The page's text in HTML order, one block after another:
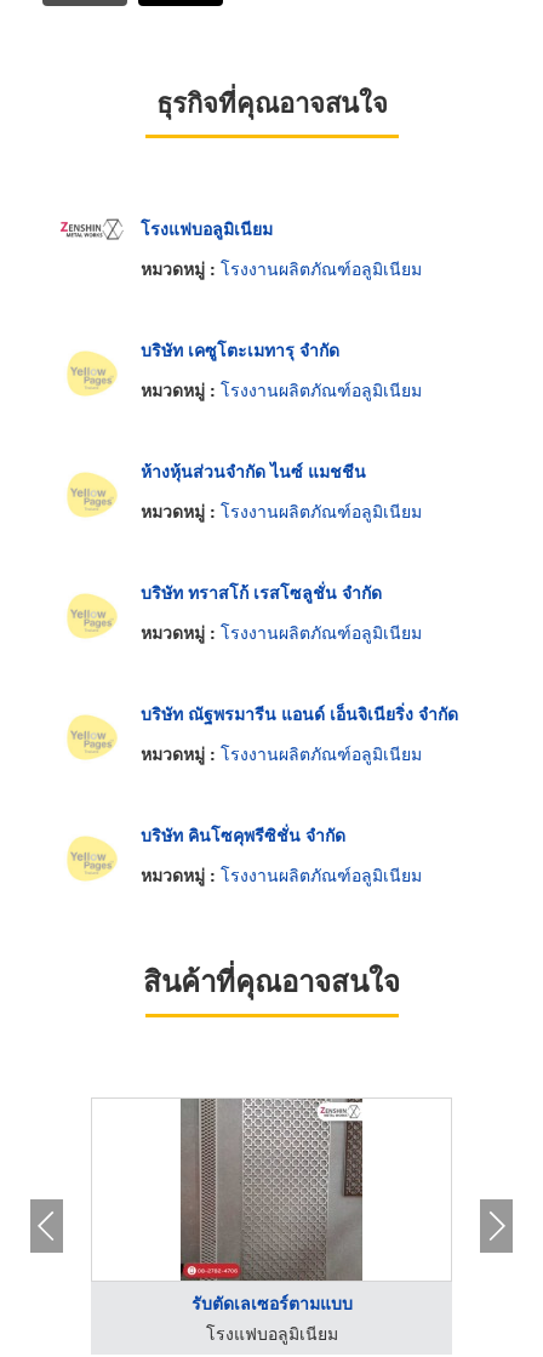
ธุรกิจที่คุณอาจสนใจ
โรงแฟบอลูมิเนียม
หมวดหมู่ : โรงงานผลิตภัณฑ์อลูมิเนียม
บริษัท เคซูโตะเมทารุ จำกัด
หมวดหมู่ : โรงงานผลิตภัณฑ์อลูมิเนียม
ห้างหุ้นส่วนจำกัด ไนซ์ แมชชีน
หมวดหมู่ : โรงงานผลิตภัณฑ์อลูมิเนียม
บริษัท ทราสโก้ เรสโซลูชั่น จำกัด
หมวดหมู่ : โรงงานผลิตภัณฑ์อลูมิเนียม
บริษัท ณัฐพรมารีน แอนด์ เอ็นจิเนียริ่ง จำกัด
หมวดหมู่ : โรงงานผลิตภัณฑ์อลูมิเนียม
บริษัท คินโซคุพรีซิชั่น จำกัด
หมวดหมู่ : โรงงานผลิตภัณฑ์อลูมิเนียม
สินค้าที่คุณอาจสนใจ
รับตัดเลเซอร์ตามแบบ
โรงแฟบอลูมิเนียม